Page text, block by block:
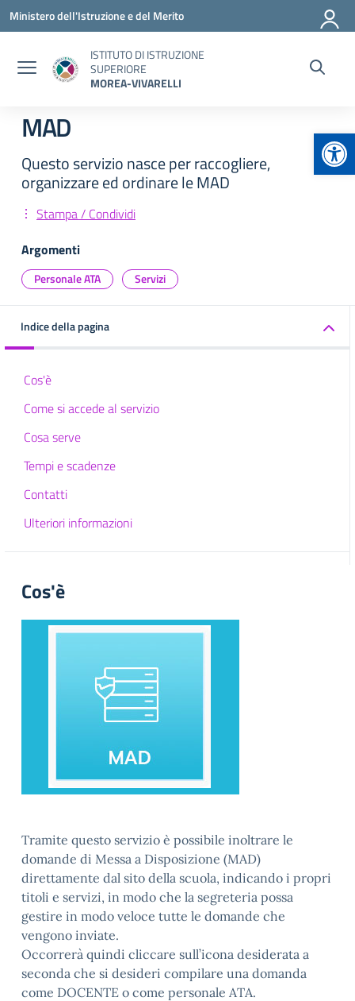
Vai ai contenuti
Vai al menu di navigazione
Vai al footer
Ministero dell'Istruzione e del Merito
ISTITUTO DI ISTRUZIONE
SUPERIORE
MOREA-VIVARELLI
MAD
Questo servizio nasce per raccogliere,
organizzare ed ordinare le MAD
Stampa / Condividi
Argomenti
Personale ATA Servizi
Indice della pagina
Cos'è
Come si accede al servizio
Cosa serve
Tempi e scadenze
Contatti
Ulteriori informazioni
Cos'è
Tramite questo servizio è possibile inoltrare le
domande di Messa a Disposizione (MAD)
direttamente dal sito della scuola, indicando i propri
titoli e servizi, in modo che la segreteria possa
gestire in modo veloce tutte le domande che
vengono inviate.
Occorrerà quindi cliccare sull’icona desiderata a
seconda che si desideri compilare una domanda
come DOCENTE o come personale ATA.